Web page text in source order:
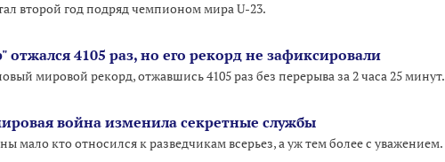
второй год подряд чемпионом мира U-23.
4105 раз, но его рекорд не зафиксировали
мировой рекорд, отжавшись 4105 раз без перерыва за 2 часа 25 минут.
война изменила секретные службы
мало кто относился к разведчикам всерьез, а уж тем более с уважением.